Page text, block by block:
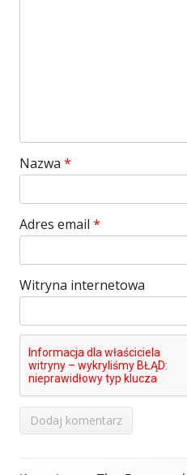
Nazwa *
Adres email *
Witryna internetowa